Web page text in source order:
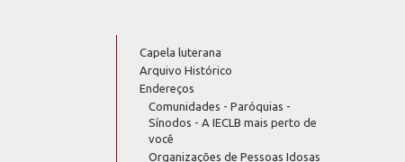
Capela luterana
Arquivo Histórico
Endereços
Comunidades - Paróquias -
Sínodos - A IECLB mais perto de
você
Organizações de Pessoas Idosas